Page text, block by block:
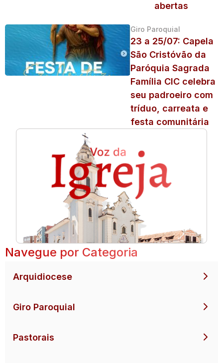
abertas
Giro Paroquial
23 a 25/07: Capela
São Cristóvão da
Paróquia Sagrada
Família CIC celebra
seu padroeiro com
tríduo, carreata e
festa comunitária
Navegue por Categoria
Arquidiocese
Giro Paroquial
Pastorais